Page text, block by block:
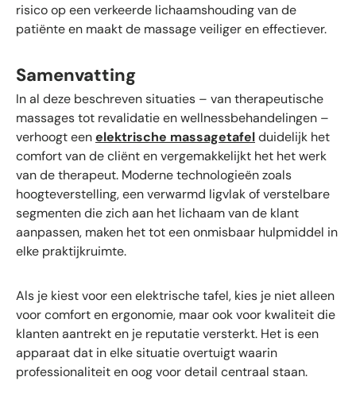
risico op een verkeerde lichaamshouding van de
patiënte en maakt de massage veiliger en effectiever.
Samenvatting
In al deze beschreven situaties – van therapeutische
massages tot revalidatie en wellnessbehandelingen –
verhoogt eenelektrische massagetafelduidelijk het
comfort van de cliënt en vergemakkelijkt het het werk
van de therapeut. Moderne technologieën zoals
hoogteverstelling, een verwarmd ligvlak of verstelbare
segmenten die zich aan het lichaam van de klant
aanpassen, maken het tot een onmisbaar hulpmiddel in
elke praktijkruimte.
Als je kiest voor een elektrische tafel, kies je niet alleen
voor comfort en ergonomie, maar ook voor kwaliteit die
klanten aantrekt en je reputatie versterkt. Het is een
apparaat dat in elke situatie overtuigt waarin
professionaliteit en oog voor detail centraal staan.